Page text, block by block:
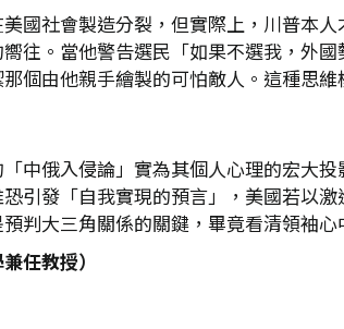
國社會製造分裂，但實際上，川普本
往。當他警告選民「如果不選我，外
個由他親手繪製的可怕敵人。這種思
中俄入侵論」實為其個人心理的宏大
引發「自我實現的預言」，美國若以
判大三角關係的關鍵，畢竟看清領袖
任教授）